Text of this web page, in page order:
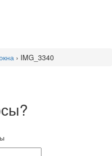
› IMG_3340